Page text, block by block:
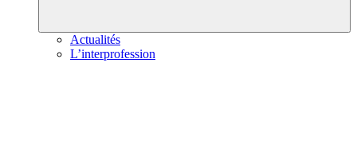
Actualités
L’interprofession